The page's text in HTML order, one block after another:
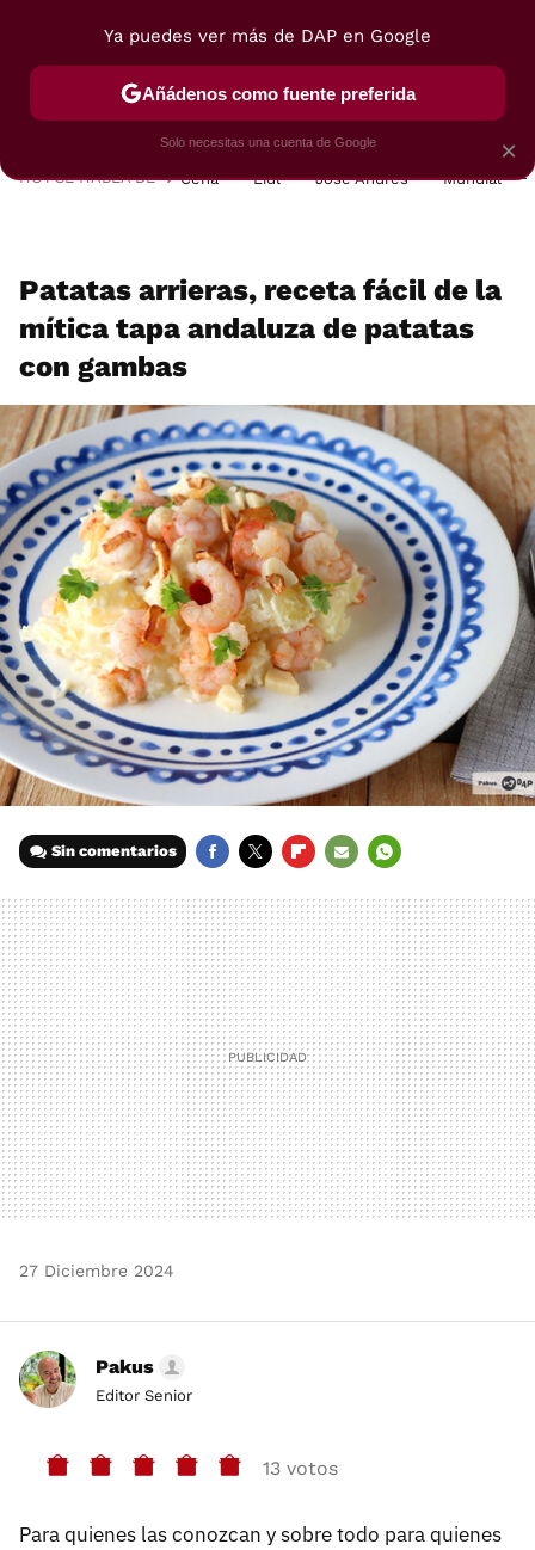
POSTRES VIAJES SELECCIÓN VEGUI
HOY SE HABLA DE Cena Lidl José Andrés Mundial
Patatas arrieras, receta fácil de la
mítica tapa andaluza de patatas
con gambas
Sin comentarios
MAIL
27 Diciembre 2024
Pakus
Editor Senior
13 votos
Para quienes las conozcan y sobre todo para quienes
×
Ya puedes ver más de DAP en Google
Añádenos como fuente preferida
Solo necesitas una cuenta de Google